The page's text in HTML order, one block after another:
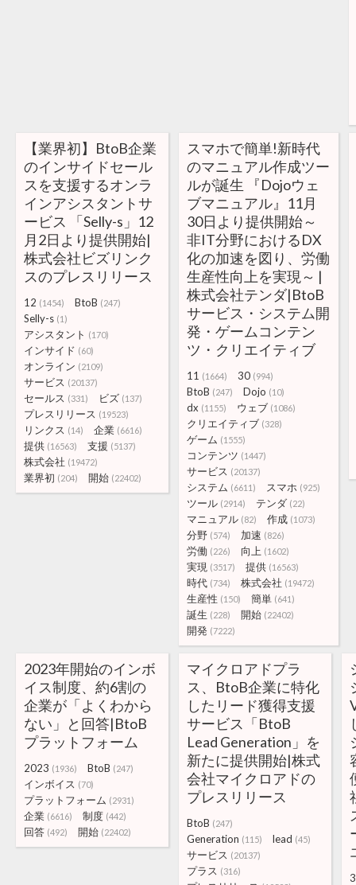
【業界初】BtoB企業
のインサイドセール
スを支援するオンラ
インアシスタントサ
ービス 「Selly-s」12
月2日より提供開始|
株式会社ビズリンク
スのプレスリリース
12 (1454) BtoB (247)
Selly-s (1)
アシスタント (170)
インサイド (60)
オンライン (2109)
サービス (20137)
セールス (331) ビズ (137)
プレスリリース (19523)
リンクス (14) 企業 (6616)
提供 (16563) 支援 (5137)
株式会社 (19472)
業界初 (204) 開始 (22402)
スマホで簡単!新時代
のマニュアル作成ツー
ルが誕生 『Dojoウェ
ブマニュアル』11月
30日より提供開始～
非IT分野におけるDX
化の加速を図り、労働
生産性向上を実現～ |
株式会社テンダ|BtoB
サービス・システム開
発・ゲームコンテン
ツ・クリエイティブ
11 (1664) 30 (994)
BtoB (247) Dojo (10)
dx (1155) ウェブ (1086)
クリエイティブ (328)
ゲーム (1555)
コンテンツ (1447)
サービス (20137)
システム (6611) スマホ (925)
ツール (2914) テンダ (22)
マニュアル (82) 作成 (1073)
分野 (574) 加速 (826)
労働 (226) 向上 (1602)
実現 (3517) 提供 (16563)
時代 (734) 株式会社 (19472)
生産性 (150) 簡単 (641)
誕生 (228) 開始 (22402)
開発 (7222)
2023年開始のインボ
イス制度、約6割の
企業が「よくわから
ない」と回答|BtoB
プラットフォーム
2023 (1936) BtoB (247)
インボイス (70)
プラットフォーム (2931)
企業 (6616) 制度 (442)
回答 (492) 開始 (22402)
マイクロアドプラ
ス、BtoB企業に特化
したリード獲得支援
サービス「BtoB
Lead Generation」を
新たに提供開始|株式
会社マイクロアドの
プレスリリース
BtoB (247)
Generation (115) lead (45)
サービス (20137)
プラス (316)